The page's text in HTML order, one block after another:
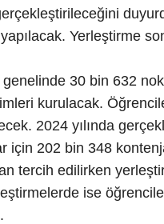
Yerleştirme
30 bin 632
kurulacak.
2024 yılında
için 202 bin 348
tercih edilirken
ise